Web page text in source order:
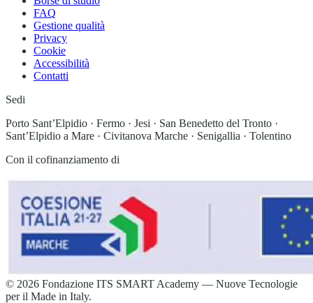
FAQ
Gestione qualità
Privacy
Cookie
Accessibilità
Contatti
Sedi
Porto Sant’Elpidio · Fermo · Jesi · San Benedetto del Tronto ·
Sant’Elpidio a Mare · Civitanova Marche · Senigallia · Tolentino
Con il cofinanziamento di
© 2026 Fondazione ITS SMART Academy — Nuove Tecnologie
per il Made in Italy.